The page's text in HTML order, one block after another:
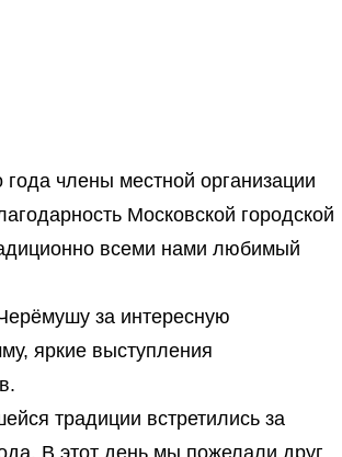
члены местной организации
Московской городской
всеми нами любимый
за интересную
яркие выступления
традиции встретились за
В этот день мы пожелали друг